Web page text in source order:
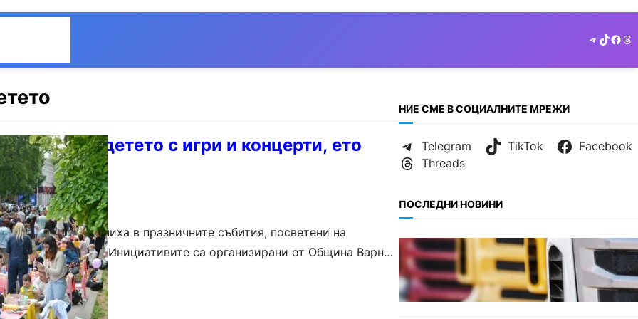
Telegram
TikTok
Деня на детето с игри и концерти, ето
утре
Варна се включиха в празничните събития, посветени на
детето – 1 юни. Инициативите са организирани от Община Варна
преминават…
НИЕ СМЕ В СОЦИАЛНИТЕ МРЕЖИ
Telegram TikTok
Facebook
Threads
ПОСЛЕДНИ НОВИНИ
БЪЛГАРИЯ
Нови ограничения за
камионите над 12 тона по
ключови пътища през август